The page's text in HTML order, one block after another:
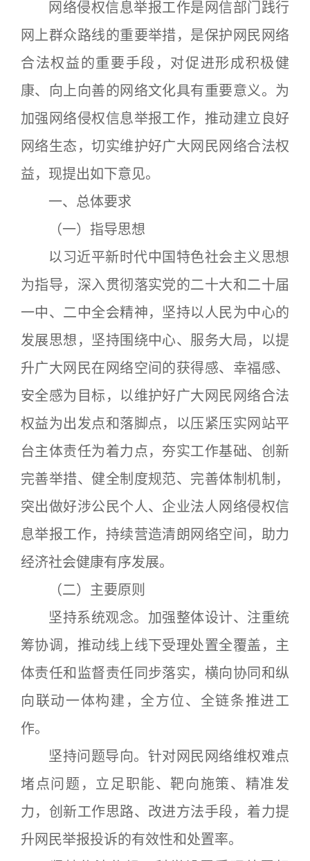
网络侵权信息举报工作是网信部门践行
网上群众路线的重要举措，是保护网民网络
合法权益的重要手段，对促进形成积极健
康、向上向善的网络文化具有重要意义。为
加强网络侵权信息举报工作，推动建立良好
网络生态，切实维护好广大网民网络合法权
益，现提出如下意见。
一、总体要求
（一）指导思想
以习近平新时代中国特色社会主义思想
为指导，深入贯彻落实党的二十大和二十届
一中、二中全会精神，坚持以人民为中心的
发展思想，坚持围绕中心、服务大局，以提
升广大网民在网络空间的获得感、幸福感、
安全感为目标，以维护好广大网民网络合法
权益为出发点和落脚点，以压紧压实网站平
台主体责任为着力点，夯实工作基础、创新
完善举措、健全制度规范、完善体制机制，
突出做好涉公民个人、企业法人网络侵权信
息举报工作，持续营造清朗网络空间，助力
经济社会健康有序发展。
（二）主要原则
坚持系统观念。加强整体设计、注重统
筹协调，推动线上线下受理处置全覆盖，主
体责任和监督责任同步落实，横向协同和纵
向联动一体构建，全方位、全链条推进工
作。
坚持问题导向。针对网民网络维权难点
堵点问题，立足职能、靶向施策、精准发
力，创新工作思路、改进方法手段，着力提
升网民举报投诉的有效性和处置率。